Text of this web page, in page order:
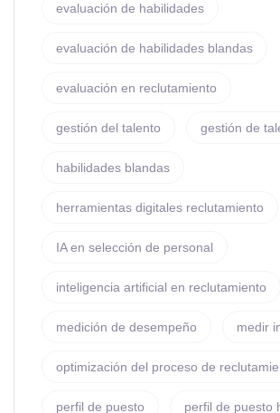
evaluación de habilidades
evaluación de habilidades blandas
evaluación en reclutamiento
gestión del talento gestión de
habilidades blandas
herramientas digitales reclutamiento
IA en selección de personal
inteligencia artificial en reclutamiento
medición de desempeño medir
optimización del proceso de
perfil de puesto perfil de puesto